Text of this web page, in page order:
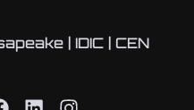
| IDIC | CEN